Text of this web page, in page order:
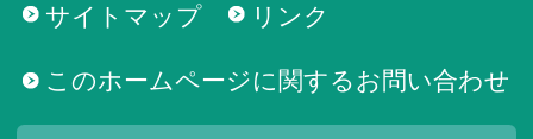
サイトマップ リンク
このホームページに関するお問い合わせ